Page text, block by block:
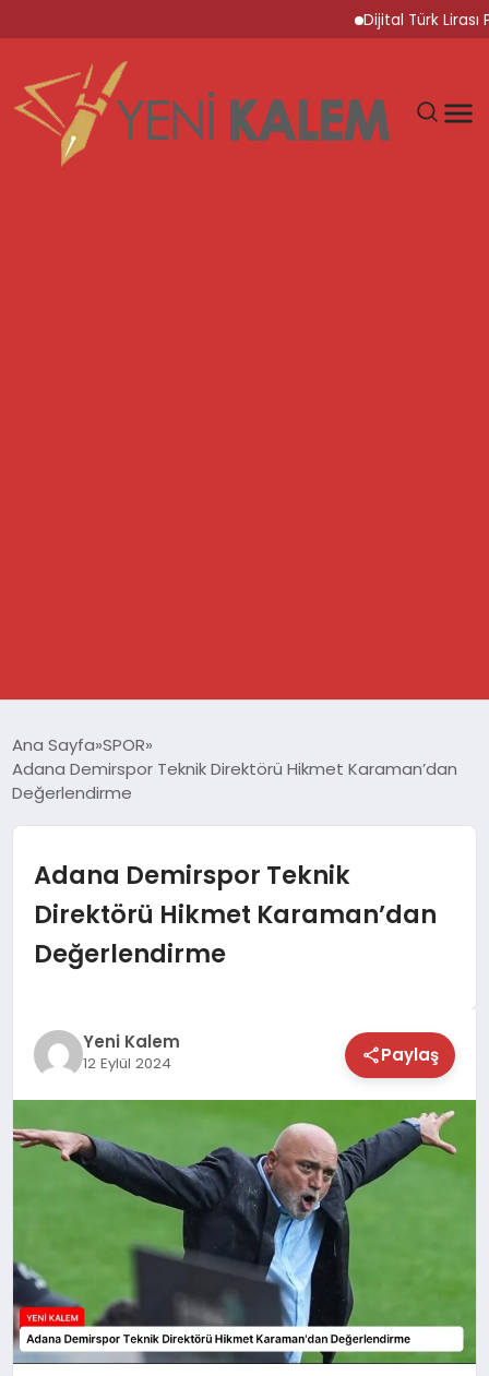
Dijital Türk Lirası
SPOR
YAŞAM
SAĞLIK
MAGAZİN
Ana Sayfa SPOR
Adana Demirspor Teknik Direktörü Hikmet Karaman’dan
Değerlendirme
Adana Demirspor Teknik
Direktörü Hikmet Karaman’dan
Değerlendirme
Yeni Kalem
12 Eylül 2024 Paylaş